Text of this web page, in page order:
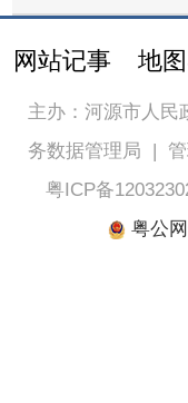
网站记事 地
主办：河源市人民
务数据管理局 |
粤ICP备
粤公